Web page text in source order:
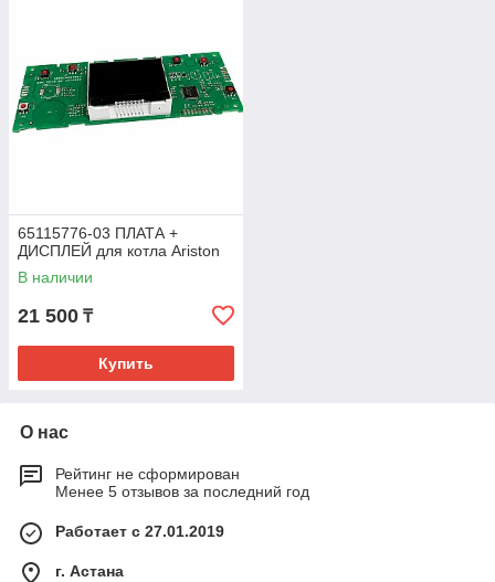
65115776-03 ПЛАТА +
ДИСПЛЕЙ для котла Ariston
В наличии
21 500 ₸
Купить
О нас
Рейтинг не сформирован
Менее 5 отзывов за последний год
Работает с 27.01.2019
г. Астана